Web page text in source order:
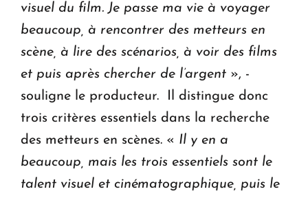
visuel du film. Je passe ma vie à voyager
beaucoup, à rencontrer des metteurs en
scène, à lire des scénarios, à voir des films
et puis après chercher de l’argent », -
souligne le producteur. Il distingue donc
trois critères essentiels dans la recherche
des metteurs en scènes. « Il y en a
beaucoup, mais les trois essentiels sont le
talent visuel et cinématographique, puis le